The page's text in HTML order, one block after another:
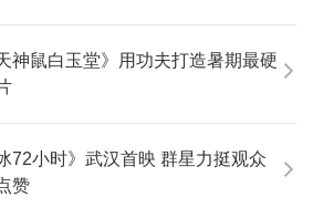
神鼠白玉堂》用功夫打造暑期最硬
72小时》武汉首映 群星力挺观众
赞